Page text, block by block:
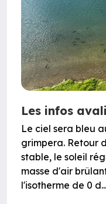
Les infos
Le ciel sera bleu
grimpera. Retour
stable, le soleil
masse d'air
l'isotherme de 0 d...